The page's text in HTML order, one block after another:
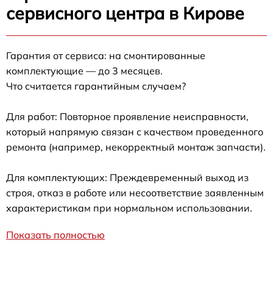
сервисного центра в Кирове
Гарантия от сервиса: на смонтированные
комплектующие — до 3 месяцев.
Что считается гарантийным случаем?
Для работ: Повторное проявление неисправности,
который напрямую связан с качеством проведенного
ремонта (например, некорректный монтаж запчасти).
Для комплектующих: Преждевременный выход из
строя, отказ в работе или несоответствие заявленным
характеристикам при нормальном использовании.
Показать полностью